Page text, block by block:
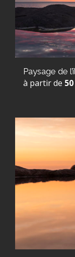
Paysage de
à partir de